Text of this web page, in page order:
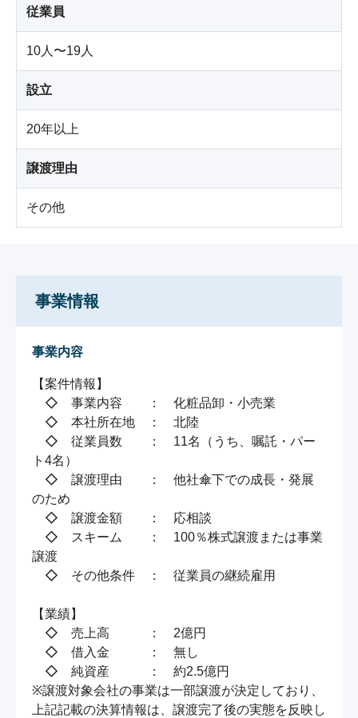
従業員
10人〜19人
設立
20年以上
譲渡理由
その他
事業情報
事業内容
【案件情報】
◇　事業内容　　：　化粧品卸・小売業
◇　本社所在地　：　北陸
◇　従業員数　　：　11名（うち、嘱託・パー
ト4名）
◇　譲渡理由　　：　他社傘下での成長・発展
のため
◇　譲渡金額　　：　応相談
◇　スキーム　　：　100％株式譲渡または事業
譲渡
◇　その他条件　：　従業員の継続雇用
【業績】
◇　売上高　　　：　2億円
◇　借入金　　　：　無し
◇　純資産　　　：　約2.5億円
※譲渡対象会社の事業は一部譲渡が決定しており、
上記記載の決算情報は、譲渡完了後の実態を反映し